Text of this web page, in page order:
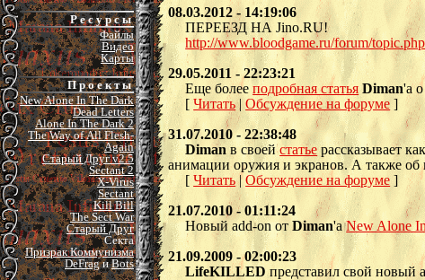
Р е с у р с ы
Файлы
Видео
Карты
П р о е к т ы
New Alone In The Dark
Dead Letters
Alone In The Dark 2
The Way of All Flesh-
Again
Старый Друг v2.5
Sectant 2
X-Virus
Sectant
Kill Bill
The Sect War
Старый Друг
Секта
Призрак Коммунизма
DeFragиBots
08.03.2012 - 14:19:06
ПЕРЕЕЗД НА Jino.RU!
http://www.bloodgame.ru/forum/
29.05.2011 - 22:23:21
Еще болееподробная статья Diman'а
[Читать|Обсуждение на форуме ]
31.07.2010 - 22:38:48
Diman в своейстатьерассказывает
анимации оружия и экранов. А также об
[Читать|Обсуждение на форуме ]
21.07.2010 - 01:11:24
Новый add-on отDiman'аNew Alone
21.09.2009 - 02:00:23
LifeKILLED представил свой новый